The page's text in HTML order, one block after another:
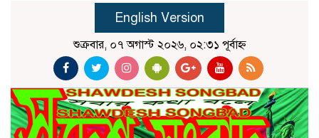
English Version
শুক্রবার, ০৭ অগাস্ট ২০২৬, ০২:৩১ পূর্বাহ্ন